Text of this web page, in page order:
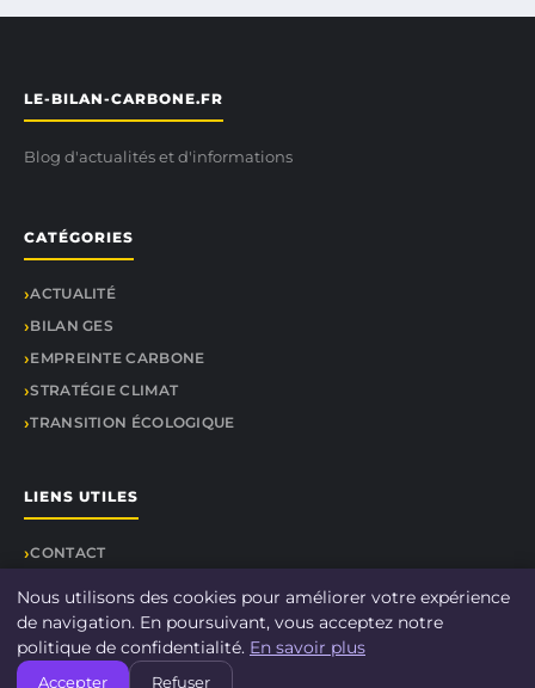
LE-BILAN-CARBONE.FR
Blog d'actualités et d'informations
CATÉGORIES
ACTUALITÉ
BILAN GES
EMPREINTE CARBONE
STRATÉGIE CLIMAT
TRANSITION ÉCOLOGIQUE
LIENS UTILES
CONTACT
© 2026 Le-bilan-carbone.fr. Tous droits réservés.
Nous utilisons des cookies pour améliorer votre expérience
de navigation. En poursuivant, vous acceptez notre
politique de confidentialité. En savoir plus
Accepter Refuser